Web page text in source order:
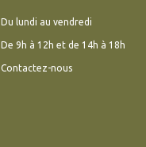
Du lundi au vendredi
De 9h à 12h et de 14h à 18h
Contactez-nous